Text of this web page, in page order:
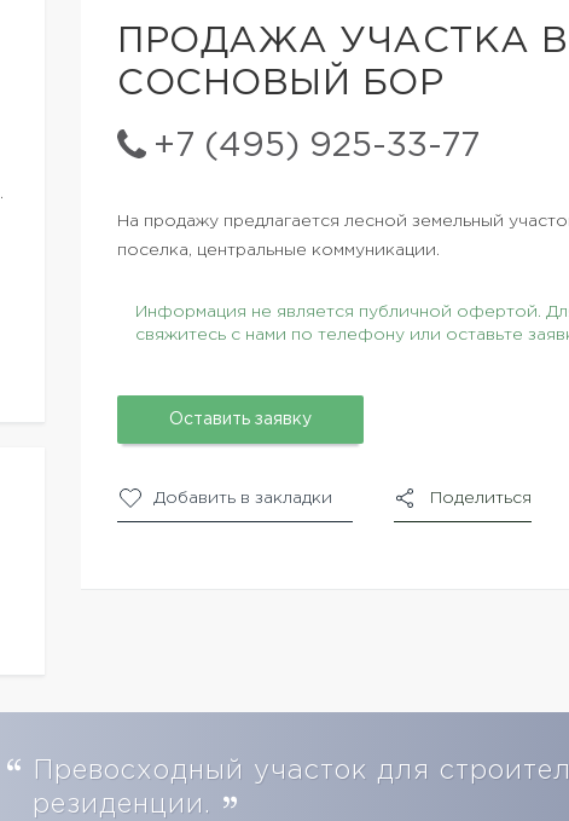
ПРОДАЖА УЧАСТКА
СОСНОВЫЙ БОР
+7 (495) 925-33-77
На продажу предлагается лесной земельный
поселка, центральные коммуникации.
Информация не является публичной офертой.
свяжитесь с нами по телефону или оставьте
Оставить заявку
Добавить в закладки Поделиться
Превосходный участок для
резиденции.